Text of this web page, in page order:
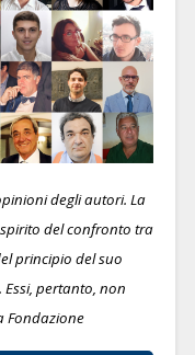
degli autori. La
del confronto tra
principio del suo
Essi, pertanto, non
Fondazione